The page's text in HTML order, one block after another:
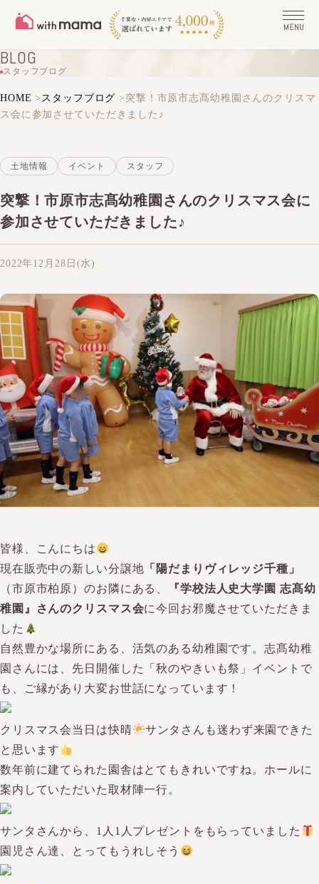
BLOG
スタッフブログ
HOME > スタッフブログ > 突撃！市原市志髙幼稚園さんのクリスマ
ス会に参加させていただきました♪
土地情報 イベント スタッフ
突撃！市原市志髙幼稚園さんのクリスマス会に
参加させていただきました♪
2022年12月28日(水)
皆様、こんにちは
現在販売中の新しい分譲地 「陽だまりヴィレッジ千種」
（市原市柏原）のお隣にある、
『学校法人史大学園 志髙幼
稚園』さんのクリスマス会に今回お邪魔させていただきま
した
自然豊かな場所にある、活気のある幼稚園です。志髙幼稚
園さんには、先日開催した「秋のやきいも祭」イベントで
も、ご縁があり大変お世話になっています！
クリスマス会当日は快晴
サンタさんも迷わず来園できた
と思います
数年前に建てられた園舎はとてもきれいですね。ホールに
案内していただいた取材陣一行。
サンタさんから、1人1人プレゼントをもらっていました
園児さん達、とってもうれしそう